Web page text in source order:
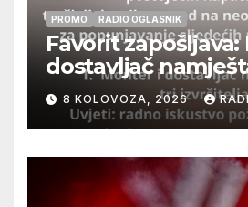
PROMO RADIO OGLASNIK
Favorit
dostavljač
izvršitelja
8 KOLOVOZA, 2026